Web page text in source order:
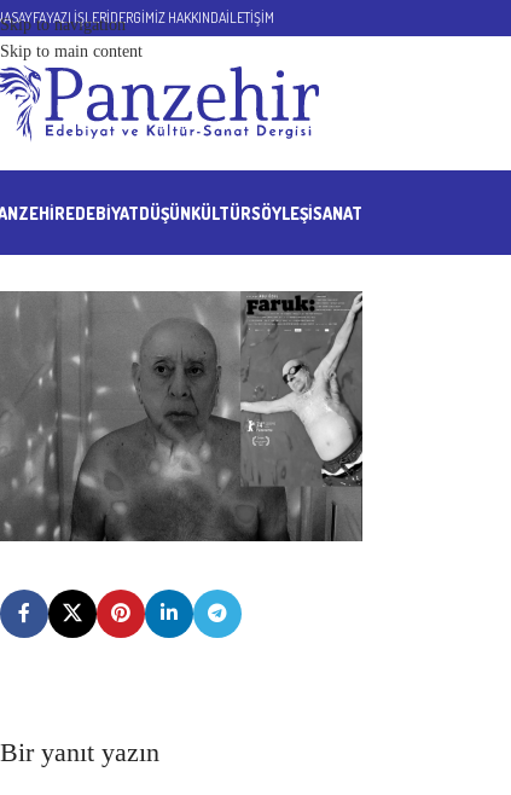
Skip to navigation
Skip to main content
YAZI İŞLERİDERGİMİZ HAKKINDAİLETİŞİM
EDEBİYATDÜŞÜNKÜLTÜRSÖYLEŞİSANAT
Bir yanıt yazın